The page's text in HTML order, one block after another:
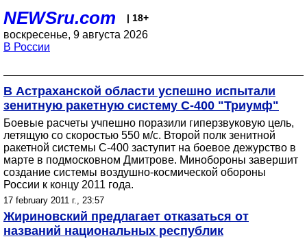
NEWSru.com | 18+
воскресенье, 9 августа 2026
В России
В Астраханской области успешно испытали
зенитную ракетную систему С-400 "Триумф"
Боевые расчеты учпешно поразили гиперзвуковую цель,
летящую со скоростью 550 м/с. Второй полк зенитной
ракетной системы С-400 заступит на боевое дежурство в
марте в подмосковном Дмитрове. Минобороны завершит
создание системы воздушно-космической обороны
России к концу 2011 года.
17 february 2011 г., 23:57
Жириновский предлагает отказаться от
названий национальных республик